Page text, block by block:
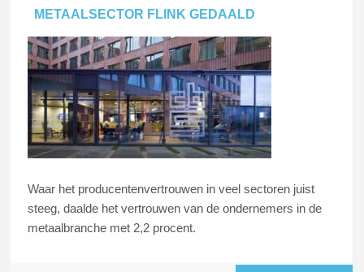
METAALSECTOR FLINK GEDAALD
Waar het producentenvertrouwen in veel sectoren juist
steeg, daalde het vertrouwen van de ondernemers in de
metaalbranche met 2,2 procent.